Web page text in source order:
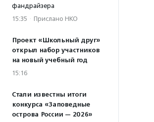
фандрайзера
15:35 · Прислано НКО
Проект «Школьный друг»
открыл набор участников
на новый учебный год
15:16
Стали известны итоги
конкурса «Заповедные
острова России — 2026»